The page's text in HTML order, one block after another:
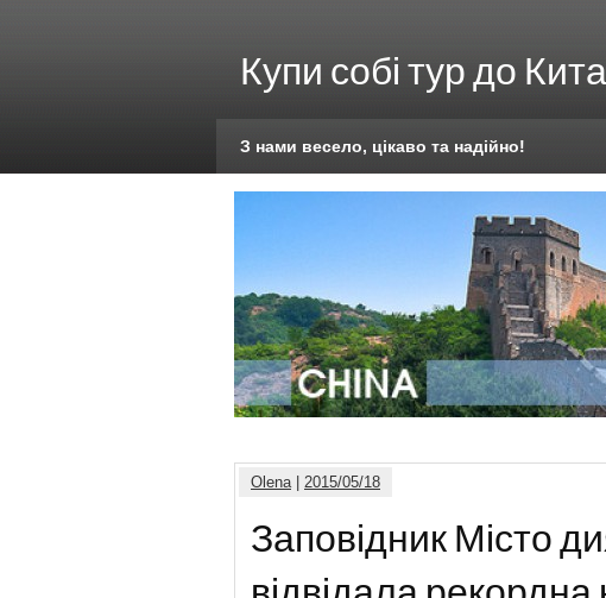
Купи собі тур до
З нами весело, цікаво та надійно!
Olena| 2015/05/18
Заповідник Місто